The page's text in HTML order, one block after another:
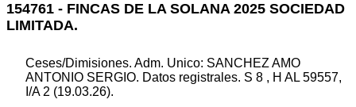
154761 - FINCAS DE LA SOLANA 2025 SOCIEDAD
LIMITADA.
Ceses/Dimisiones. Adm. Unico: SANCHEZ AMO
ANTONIO SERGIO. Datos registrales. S 8 , H AL 59557,
I/A 2 (19.03.26).